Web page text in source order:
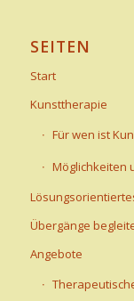
SEITEN
Start
Kunsttherapie
Für wen ist
Möglichkeiten
Übergänge
Angebote